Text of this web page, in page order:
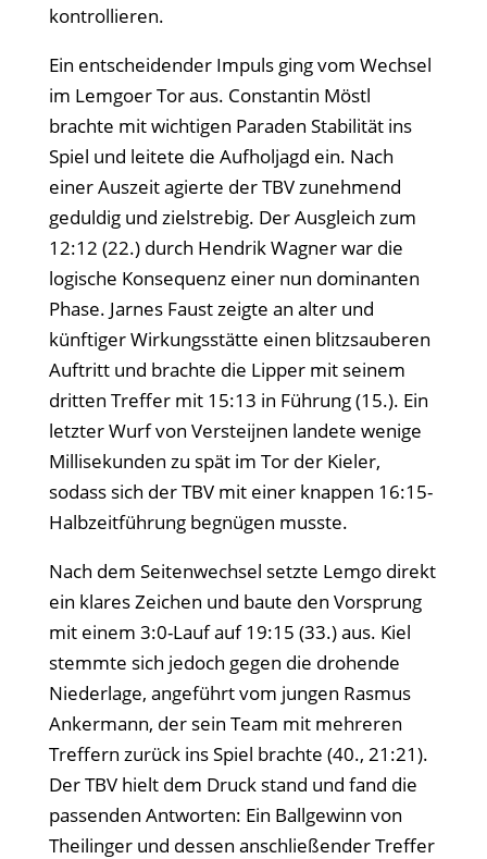
kontrollieren.
Ein entscheidender Impuls ging vom Wechsel
im Lemgoer Tor aus. Constantin Möstl
brachte mit wichtigen Paraden Stabilität ins
Spiel und leitete die Aufholjagd ein. Nach
einer Auszeit agierte der TBV zunehmend
geduldig und zielstrebig. Der Ausgleich zum
12:12 (22.) durch Hendrik Wagner war die
logische Konsequenz einer nun dominanten
Phase. Jarnes Faust zeigte an alter und
künftiger Wirkungsstätte einen blitzsauberen
Auftritt und brachte die Lipper mit seinem
dritten Treffer mit 15:13 in Führung (15.). Ein
letzter Wurf von Versteijnen landete wenige
Millisekunden zu spät im Tor der Kieler,
sodass sich der TBV mit einer knappen 16:15-
Halbzeitführung begnügen musste.
Nach dem Seitenwechsel setzte Lemgo direkt
ein klares Zeichen und baute den Vorsprung
mit einem 3:0-Lauf auf 19:15 (33.) aus. Kiel
stemmte sich jedoch gegen die drohende
Niederlage, angeführt vom jungen Rasmus
Ankermann, der sein Team mit mehreren
Treffern zurück ins Spiel brachte (40., 21:21).
Der TBV hielt dem Druck stand und fand die
passenden Antworten: Ein Ballgewinn von
Theilinger und dessen anschließender Treffer